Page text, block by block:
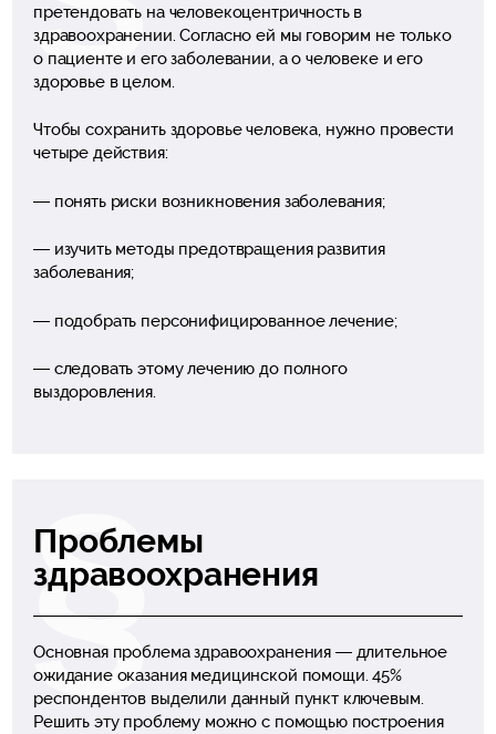
претендовать на человекоцентричность в
здравоохранении. Согласно ей мы говорим не только
о пациенте и его заболевании, а о человеке и его
здоровье в целом.
Чтобы сохранить здоровье человека, нужно провести
четыре действия:
— понять риски возникновения заболевания;
— изучить методы предотвращения развития
заболевания;
— подобрать персонифицированное лечение;
— следовать этому лечению до полного
выздоровления.
Проблемы
здравоохранения
Основная проблема здравоохранения — длительное
ожидание оказания медицинской помощи. 45%
респондентов выделили данный пункт ключевым.
Решить эту проблему можно с помощью построения